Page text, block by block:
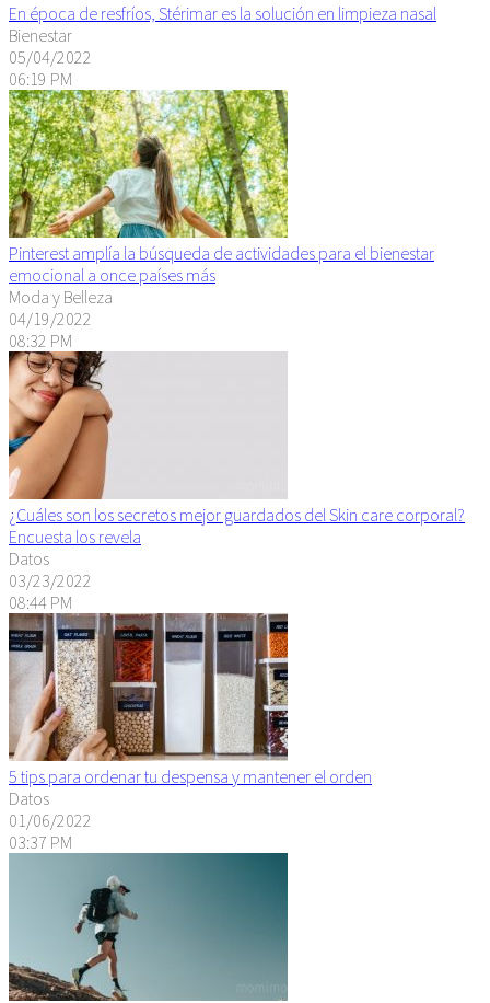
En época de resfríos, Stérimar es la solución en limpieza nasal
Bienestar
05/04/2022
06:19 PM
Pinterest amplía la búsqueda de actividades para el bienestar
emocional a once países más
Moda y Belleza
04/19/2022
08:32 PM
¿Cuáles son los secretos mejor guardados del Skin care corporal?
Encuesta los revela
Datos
03/23/2022
08:44 PM
5 tips para ordenar tu despensa y mantener el orden
Datos
01/06/2022
03:37 PM